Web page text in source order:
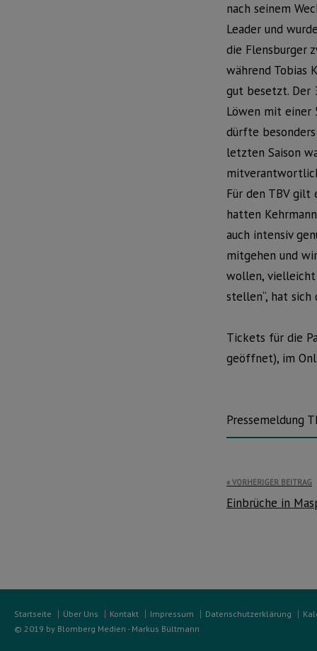
nach seinem
Leader und
die Flensburger
während Tobias
gut besetzt. Der
Löwen mit einer
dürfte
letzten Saison
Für den TBV gilt
hatten
auch intensiv
mitgehen und
wollen, vielleicht
stellen“, hat sich
Tickets für die
geöffnet), im
Pressemeldung
VORHERIGER BEITRAG
Einbrüche in
Startseite Über Uns Kontakt Impressum Datenschutzerklärung
© 2019 by Blomberg Medien - Markus Bültmann